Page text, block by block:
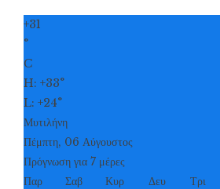
+31
°
C
H: +33°
L: +24°
Μυτιλήνη
Πέμπτη, 06 Αύγουστος
Πρόγνωση για 7 μέρες
Παρ
Σαβ Κυρ Δευ Τρι